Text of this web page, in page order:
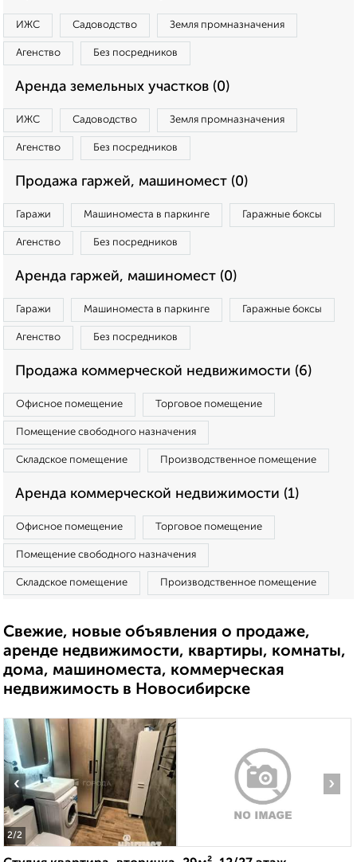
ИЖС Садоводство Земля промназначения
Агенство Без посредников
Аренда земельных участков (0)
ИЖС Садоводство Земля промназначения
Агенство Без посредников
Продажа гаржей, машиномест (0)
Гаражи Машиноместа в паркинге Гаражные боксы
Агенство Без посредников
Аренда гаржей, машиномест (0)
Гаражи Машиноместа в паркинге Гаражные боксы
Агенство Без посредников
Продажа коммерческой недвижимости (6)
Офисное помещение Торговое помещение
Помещение свободного назначения
Складское помещение Производственное помещение
Аренда коммерческой недвижимости (1)
Офисное помещение Торговое помещение
Помещение свободного назначения
Складское помещение Производственное помещение
Свежие, новые объявления о продаже,
аренде недвижимости, квартиры, комнаты,
дома, машиноместа, коммерческая
недвижимость в Новосибирске
2/2
‹ ›